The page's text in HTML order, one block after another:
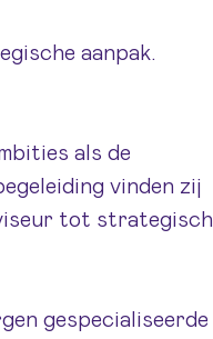
aanpak.
als de
vinden zij
tot strategisch
gespecialiseerde